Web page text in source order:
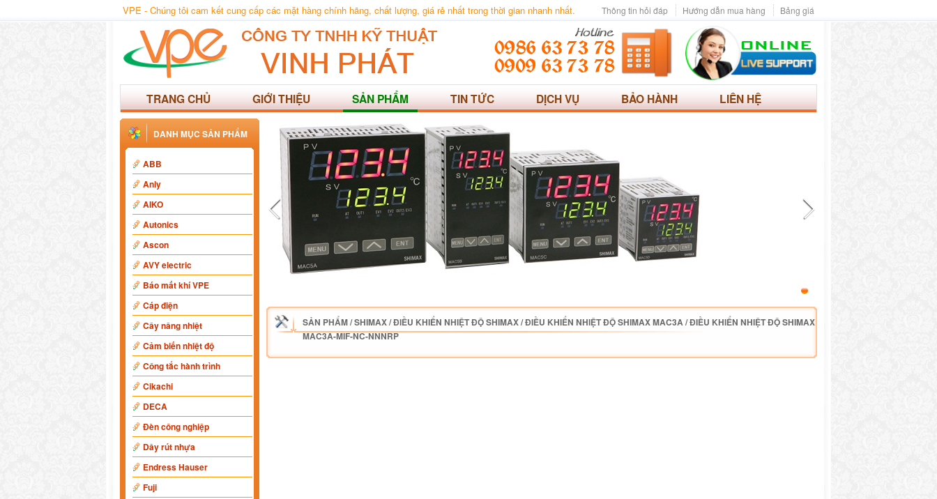
VPE - Chúng tôi cam kết cung cấp các mặt hàng chính hãng, chất lượng, giá rẻ nhất trong thời gian nhanh nhất. Bảng giá
Hướng dẫn mua hàng
Thông tin hỏi đáp
TRANG CHỦ GIỚI THIỆU SẢN PHẨM TIN TỨC DỊCH VỤ BẢO HÀNH LIÊN HỆ
DANH MỤC SẢN PHẨM
ABB
Anly
AIKO
Autonics
Ascon
AVY electric
Báo mất khí VPE
Cáp điện
Cây nâng nhiệt
Cảm biến nhiệt độ
Công tắc hành trình
Cikachi
DECA
Đèn công nghiệp
Dây rút nhựa
Endress Hauser
Fuji
SẢN PHẨM/SHIMAX/ĐIỀU KHIỂN NHIỆT ĐỘ SHIMAX/ĐIỀU KHIỂN NHIỆT ĐỘ SHIMAX MAC3A/ĐIỀU KHIỂN NHIỆT ĐỘ SHIMAX
MAC3A-MIF-NC-NNNRP